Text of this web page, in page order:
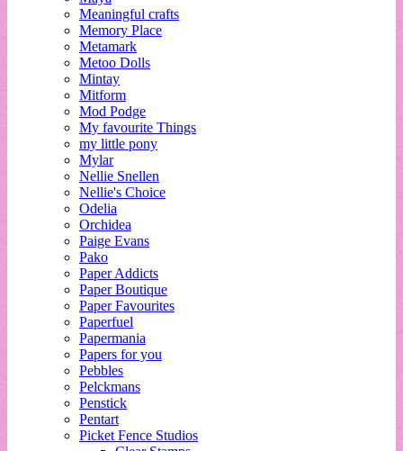
Meaningful crafts
Memory Place
Metamark
Metoo Dolls
Mintay
Mitform
Mod Podge
My favourite Things
my little pony
Mylar
Nellie Snellen
Nellie's Choice
Odelia
Orchidea
Paige Evans
Pako
Paper Addicts
Paper Boutique
Paper Favourites
Paperfuel
Papermania
Papers for you
Pebbles
Pelckmans
Penstick
Pentart
Picket Fence Studios